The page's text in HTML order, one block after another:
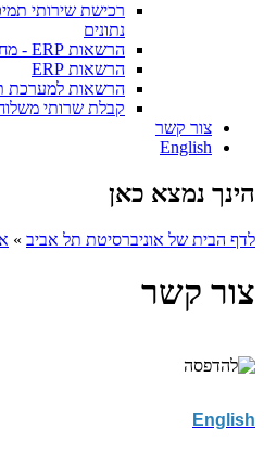
רכישת שירותי
נתונים
הרשאות ERP - מחקרים
הרשאות ERP
הרשאות למערכת
קבלת שרותי
צור קשר
English
הינך נמצא כאן
לדף הבית של אוניברסיטת תל אביב »
צור קשר
English